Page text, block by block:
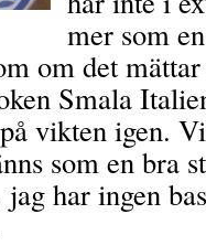
mer som
om det
Smala
vikten igen.
som en bra
har ingen